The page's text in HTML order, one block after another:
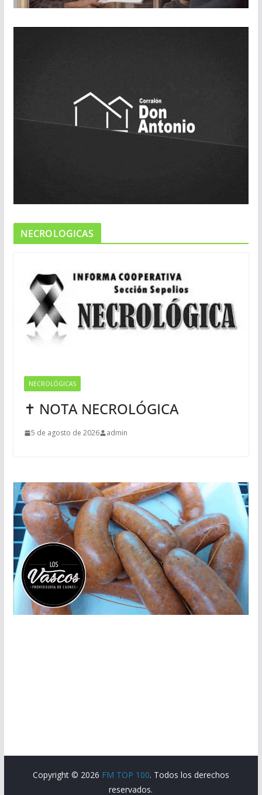
NECROLOGICAS
NECROLÓGICAS
✝ NOTA NECROLÓGICA
5 de agosto de 2026 admin
Copyright © 2026 FM TOP 100. Todos los derechos
reservados.